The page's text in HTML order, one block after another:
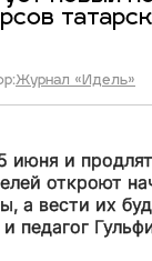
Журнал «Идель»
июня и
откроют
а вести их
педагог